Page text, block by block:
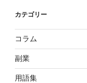
カテゴリー
コラム
副業
用語集